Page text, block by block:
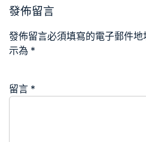
發佈留言
發佈留言必須填寫的電子郵件地
示為 *
留言 *